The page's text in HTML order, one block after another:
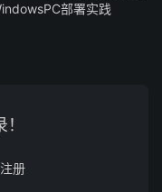
部署实践
注册